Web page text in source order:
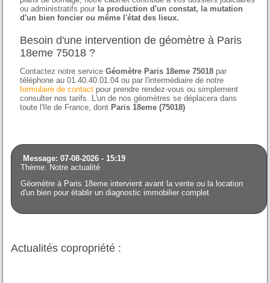
ou administratifs pour la production d'un constat, la mutation
d'un bien foncier ou même l'état des lieux.
Besoin d'une intervention de géomètre à Paris
18eme 75018 ?
Contactez notre serviceGéomètre Paris 18eme 75018 par
téléphone au 01.40.40.01.04 ou par l'intermédiaire de notre
formulaire de contact pour prendre rendez-vous ou simplement
consulter nos tarifs. L'un de nos géomètres se déplacera dans
toute l'Ile de France, dont Paris 18eme (75018)
Message: 07-08-2026 - 15:19
Thème: Notre actualité
Géomètre à Paris 18eme intervient avant la vente ou la location
d'un bien pour établir un diagnostic immobilier complet
Actualités copropriété :